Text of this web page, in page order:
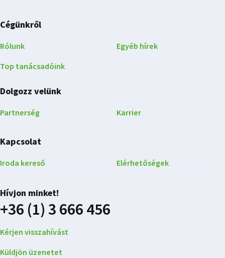
Cégünkről
Rólunk
Top tanácsadóink
Egyéb hírek
Dolgozz velünk
Partnerség Karrier
Kapcsolat
Iroda kereső Elérhetőségek
Hívjon minket!
+36 (1) 3 666 456
Kérjen visszahívást
Küldjön üzenetet